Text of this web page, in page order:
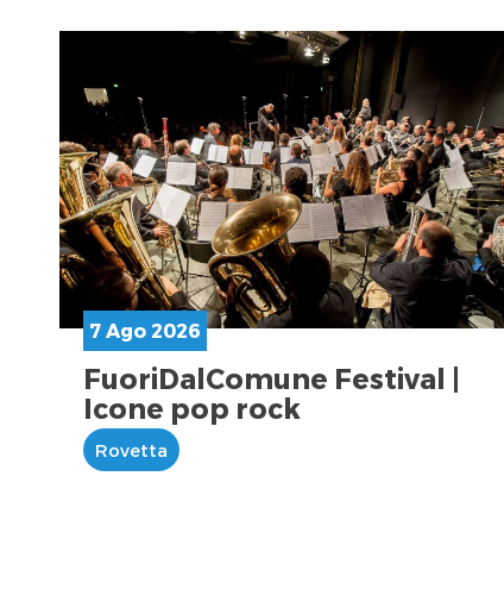
7 Ago 2026
FuoriDalComune Festival |
Icone pop rock
Rovetta